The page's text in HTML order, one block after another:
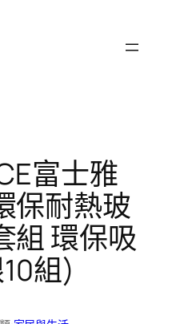
富士雅
保耐熱玻
組 環保吸
組)